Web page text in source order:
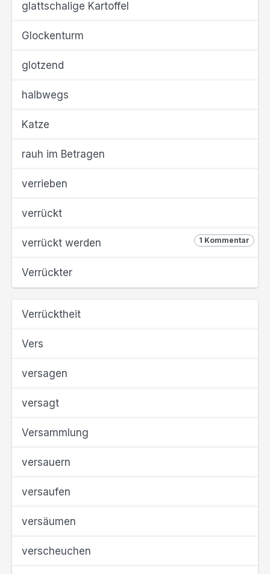
glattschalige Kartoffel
Glockenturm
glotzend
halbwegs
Katze
rauh im Betragen
verrieben
verrückt
1 Kommentar
verrückt werden
Verrückter
Verrücktheit
Vers
versagen
versagt
Versammlung
versauern
versaufen
versäumen
verscheuchen